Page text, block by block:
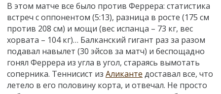
В этом матче все было против Феррера: статистика
встреч с оппонентом (5:13), разница в росте (175 см
против 208 см) и мощи (вес испанца – 73 кг, вес
хорвата – 104 кг)… Балканский гигант раз за разом
подавал навылет (30 эйсов за матч) и беспощадно
гонял Феррера из угла в угол, стараясь вымотать
соперника. Теннисист из Аликанте доставал все, что
летело в его половину корта, и отвечал. Не просто